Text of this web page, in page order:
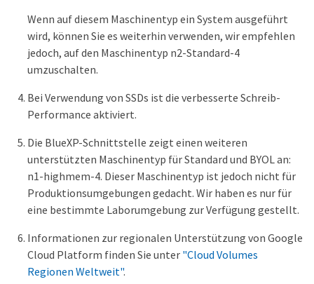
Wenn auf diesem Maschinentyp ein System ausgeführt
wird, können Sie es weiterhin verwenden, wir empfehlen
jedoch, auf den Maschinentyp n2-Standard-4
umzuschalten.
Bei Verwendung von SSDs ist die verbesserte Schreib-
Performance aktiviert.
Die BlueXP-Schnittstelle zeigt einen weiteren
unterstützten Maschinentyp für Standard und BYOL an:
n1-highmem-4. Dieser Maschinentyp ist jedoch nicht für
Produktionsumgebungen gedacht. Wir haben es nur für
eine bestimmte Laborumgebung zur Verfügung gestellt.
Informationen zur regionalen Unterstützung von Google
Cloud Platform finden Sie unter "Cloud Volumes
Regionen Weltweit".